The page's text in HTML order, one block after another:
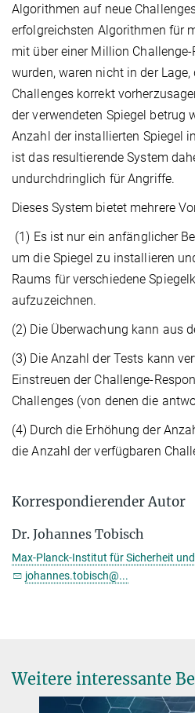
Algorithmen auf neue
erfolgreichsten Algorithmen für
mit über einer Million
wurden, waren nicht in der
Challenges korrekt
der verwendeten Spiegel betrug
Anzahl der installierten Spiegel
ist das resultierende System
undurchdringlich für Angriffe.
Dieses System bietet mehrere
(1) Es ist nur ein anfänglicher
um die Spiegel zu installieren
Raums für verschiedene
aufzuzeichnen.
(2) Die Überwachung kann aus
(3) Die Anzahl der Tests kann
Einstreuen der Challenge-
Challenges (von denen die
(4) Durch die Erhöhung der
die Anzahl der verfügbaren
Korrespondierender Autor
Dr. Johannes Tobisch
Max-Planck-Institut für Sicherheit
johannes.tobisch@...
Weitere interessante